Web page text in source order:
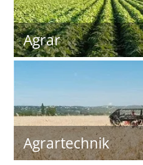
Agrar
Agrartechnik